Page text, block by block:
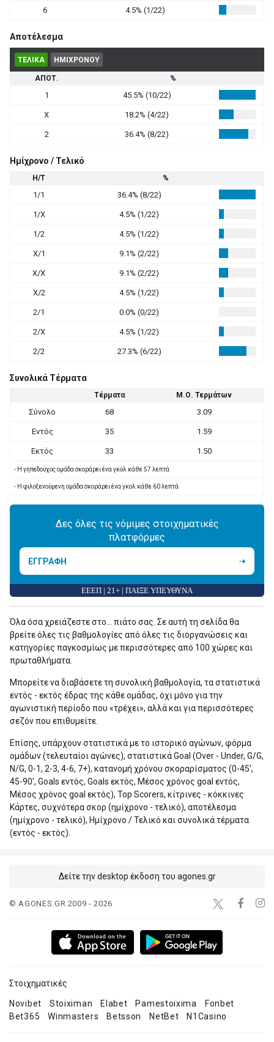
6 4.5% (1/22)
Αποτέλεσμα
ΤΕΛΙΚΑ ΗΜΙΧΡΟΝΟΥ
ΑΠΟΤ. %
1 45.5% (10/22)
X 18.2% (4/22)
2 36.4% (8/22)
Ημίχρονο / Τελικό
Η/Τ %
1/1 36.4% (8/22)
1/X 4.5% (1/22)
1/2 4.5% (1/22)
X/1 9.1% (2/22)
X/X 9.1% (2/22)
X/2 4.5% (1/22)
2/1 0.0% (0/22)
2/X 4.5% (1/22)
2/2 27.3% (6/22)
Συνολικά Τέρματα
Τέρματα Μ.Ο. Τερμάτων
Σύνολο 68 3.09
Εντός 35 1.59
Εκτός 33 1.50
- Η γηπεδούχος ομάδα σκοράρει ένα γκολ κάθε 57 λεπτά
- Η φιλοξενούμενη ομάδα σκοράρει ένα γκολ κάθε 60 λεπτά
Δες όλες τις νόμιμες στοιχηματικές
πλατφόρμες
ΕΓΓΡΑΦΗ
ΕΕΕΠ | 21+ | ΠΑΙΞΕ ΥΠΕΥΘΥΝΑ
Όλα όσα χρειάζεστε στο... πιάτο σας. Σε αυτή τη σελίδα θα
βρείτε όλες τις βαθμολογίες από όλες τις διοργανώσεις και
κατηγορίες παγκοσμίως με περισσότερες από 100 χώρες και
πρωταθλήματα.
Μπορείτε να διαβάσετε τη συνολική βαθμολογία, τα στατιστικά
εντός - εκτός έδρας της κάθε ομάδας, όχι μόνο για την
αγωνιστική περίοδο που «τρέχει», αλλά και για περισσότερες
σεζόν που επιθυμείτε.
Επίσης, υπάρχουν στατιστικά με το ιστορικό αγώνων, φόρμα
ομάδων (τελευταίοι αγώνες), στατιστικά Goal (Over - Under, G/G,
N/G, 0-1, 2-3, 4-6, 7+), κατανομή χρόνου σκοραρίσματος (0-45',
45-90', Goals εντός, Goals εκτός, Μέσος χρόνος goal εντός,
Μέσος χρόνος goal εκτός), Top Scorers, κίτρινες - κόκκινες
Κάρτες, συχνότερα σκορ (ημίχρονο - τελικό), αποτέλεσμα
(ημίχρονο - τελικό), Ημίχρονο / Τελικό και συνολικά τέρματα
(εντός - εκτός).
Δείτε την desktop έκδοση του agones.gr
© AGONES.GR 2009 - 2026
Στοιχηματικές
Novibet Stoiximan Elabet Pamestoixima
Fonbet
Bet365
Winmasters Betsson NetBet N1Casino